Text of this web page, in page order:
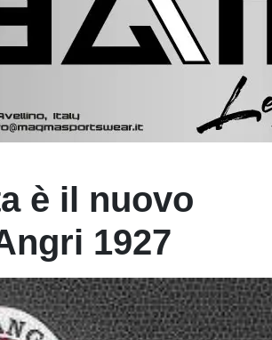
è il nuovo
1927